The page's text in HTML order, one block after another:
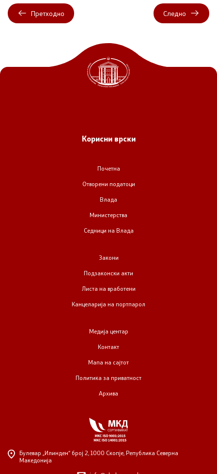
Претходно Следно
Корисни врски
Почетна
Отворени податоци
Влада
Министерства
Седници на Влада
Закони
Подзаконски акти
Листа на вработени
Канцеларија на портпарол
Медија центар
Контакт
Мапа на сајтот
Политика за приватност
Архива
Булевар „Илинден“ број 2,1000 Скопје, Република Северна
Македонија